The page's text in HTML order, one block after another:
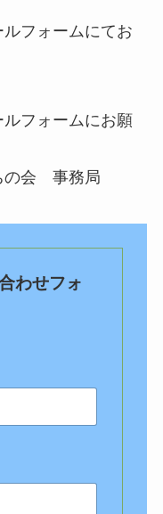
フォームにてお
フォームにお願
会 事務局
わせフォ